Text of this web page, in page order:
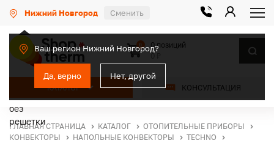
Нижний Новгород Сменить
Ваш регион Нижний Новгород?
Да, верно Нет, другой
КАТАЛОГ КОНСУЛЬТАЦИЯ
0
0 позиций
ГЛАВНАЯ СТРАНИЦА КАТАЛОГ
ОТОПИТЕЛЬНЫЕ ПРИБОРЫ
КОНВЕКТОРЫ
НАПОЛЬНЫЕ КОНВЕКТОРЫ
TECHNO